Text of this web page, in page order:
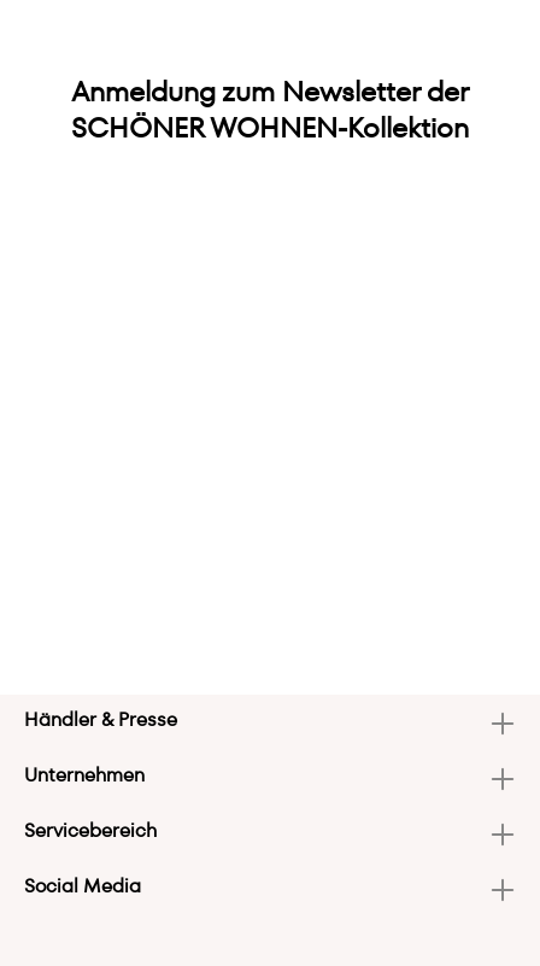
Anmeldung zum Newsletter der
SCHÖNER WOHNEN-Kollektion
Händler & Presse
Unternehmen
Servicebereich
Social Media